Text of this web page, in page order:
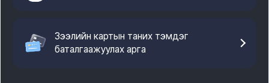
Зээлийн картын таних тэмдэг
баталгаажуулах арга